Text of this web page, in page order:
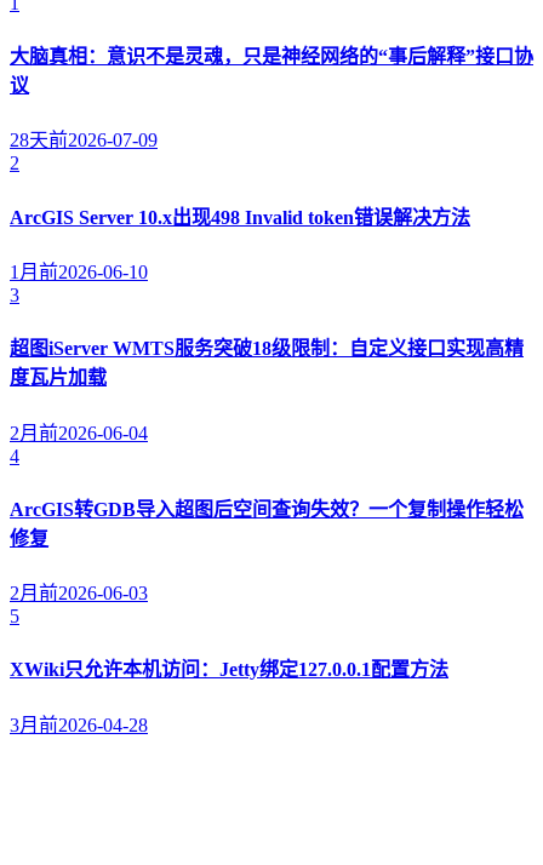
大脑真相：意识不是灵魂，只是神经网络的“事后解释”接口协
议
28天前2026-07-09
2
ArcGIS Server 10.x出现498 Invalid token错误解决方法
1月前2026-06-10
3
超图iServer WMTS服务突破18级限制：自定义接口实现高精
度瓦片加载
2月前2026-06-04
4
ArcGIS转GDB导入超图后空间查询失效？一个复制操作轻松
修复
2月前2026-06-03
5
XWiki只允许本机访问：Jetty绑定127.0.0.1配置方法
3月前2026-04-28